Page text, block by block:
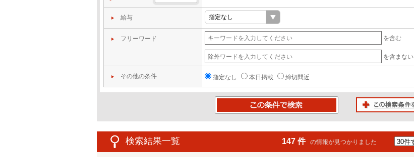
給与
フリーワード を含む
を含まない
その他の条件 指定なし 本日掲載 締切間近
検索結果一覧 147 件 の情報が見つかりました